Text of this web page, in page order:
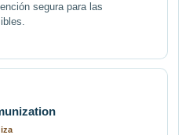
segura para las